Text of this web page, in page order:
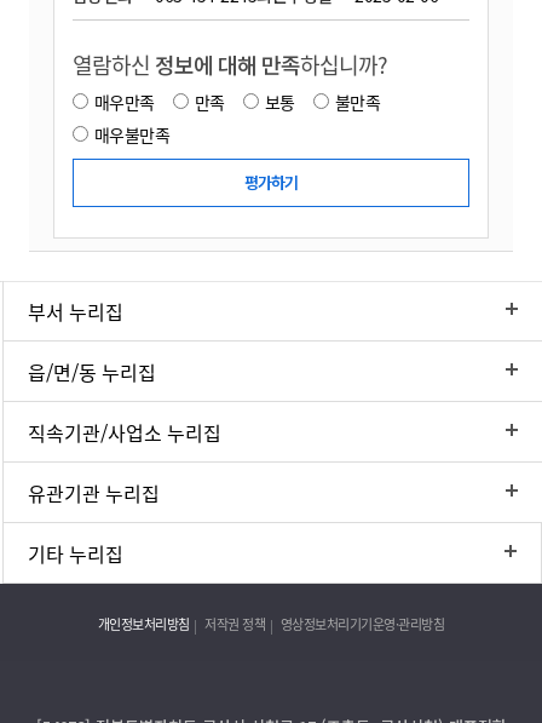
열람하신 정보에 대해 만족하십니까?
매우만족 만족 보통
불만족
매우불만족
부서 누리집
읍/면/동 누리집
직속기관/사업소 누리집
유관기관 누리집
기타 누리집
개인정보처리방침 저작권 정책 영상정보처리기기운영·관리방침